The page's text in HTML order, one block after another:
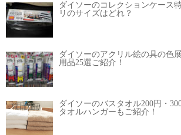
ダイソーのコレクションケース
リのサイズはどれ？
ダイソーのアクリル絵の具の色
用品25選ご紹介！
ダイソーのバスタオル200円・
タオルハンガーもご紹介！